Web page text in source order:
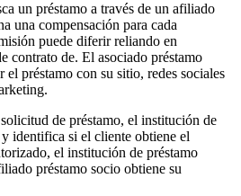
un préstamo a través de un afiliado
una compensación para cada
puede diferir reliando en
contrato de. El asociado préstamo
préstamo con su sitio, redes sociales
de préstamo, el institución de
identifica si el cliente obtiene el
el institución de préstamo
préstamo socio obtiene su